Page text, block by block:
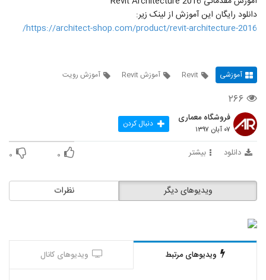
دانلود رایگان این آموزش از لینک زیر:
https://architect-shop.com/product/revit-architecture-2016/
آموزشی Revit آموزش Revit آموزش رویت
۲۶۶
فروشگاه معماری
۰۷ آبان ۱۳۹۷ دنبال کردن
دانلود بیشتر ۰ ۰
نظرات ویدیوهای دیگر
ویدیوهای مرتبط ویدیوهای کانال